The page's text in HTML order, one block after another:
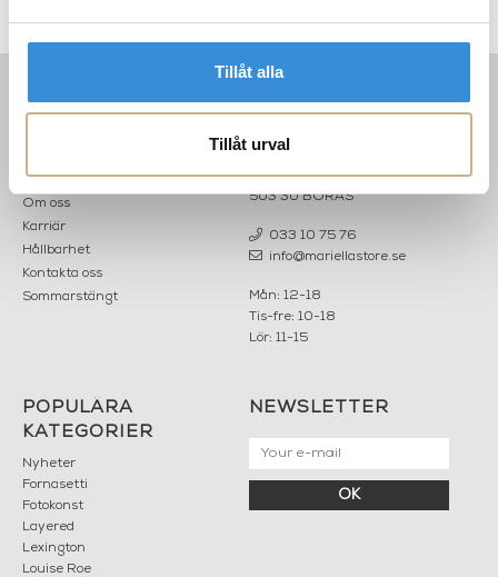
Tillåt alla
Tillåt urval
Köpvillkor
Om oss
Karriär
Hållbarhet
Kontakta oss
Sommarstängt
LILLA BROGATAN 9
503 30 BORÅS
033 10 75 76
info@mariellastore.se
Mån: 12-18
Tis-fre: 10-18
Lör: 11-15
POPULÄRA
KATEGORIER
Nyheter
Fornasetti
Fotokonst
Layered
Lexington
Louise Roe
NEWSLETTER
OK